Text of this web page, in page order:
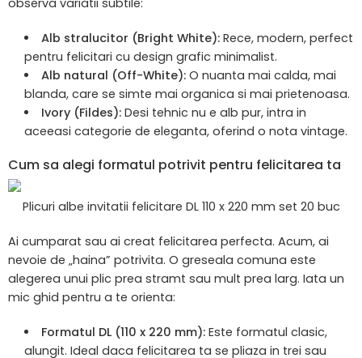
observa variatii subtile:
Alb stralucitor (Bright White):Rece, modern, perfect
pentru felicitari cu design grafic minimalist.
Alb natural (Off-White):O nuanta mai calda, mai
blanda, care se simte mai organica si mai prietenoasa.
Ivory (Fildes):Desi tehnic nu e alb pur, intra in
aceeasi categorie de eleganta, oferind o nota vintage.
Cum sa alegi formatul potrivit pentru felicitarea ta
Plicuri albe invitatii felicitare DL 110 x 220 mm set 20 buc
Ai cumparat sau ai creat felicitarea perfecta. Acum, ai
nevoie de „haina” potrivita. O greseala comuna este
alegerea unui plic prea stramt sau mult prea larg. Iata un
mic ghid pentru a te orienta:
Formatul DL (110 x 220 mm):Este formatul clasic,
alungit. Ideal daca felicitarea ta se pliaza in trei sau